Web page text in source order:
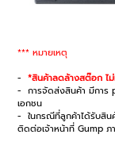
*** หมายเหตุ
-*สินค้าลดล้างสต๊อก ไ
- การจัดส่งสินค้า มีการ
เอกชน
- ในกรณีที่ลูกค้าได้รับสิน
ติดต่อเจ้าหน้าที่ Gump ภ